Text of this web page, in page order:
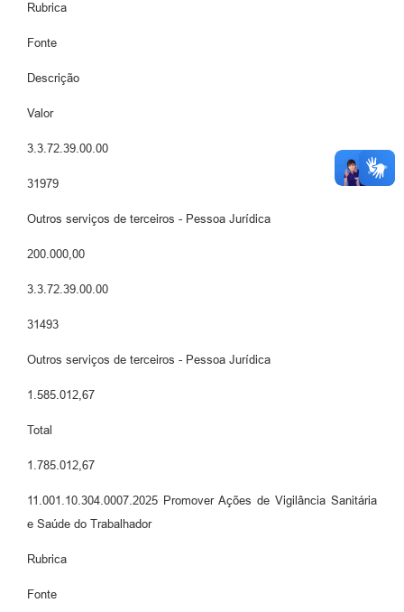
Rubrica
Fonte
Descrição
Valor
3.3.72.39.00.00
31979
Outros serviços de terceiros - Pessoa Jurídica
200.000,00
3.3.72.39.00.00
31493
Outros serviços de terceiros - Pessoa Jurídica
1.585.012,67
Total
1.785.012,67
11.001.10.304.0007.2025 Promover Ações de Vigilância Sanitária
e Saúde do Trabalhador
Rubrica
Fonte